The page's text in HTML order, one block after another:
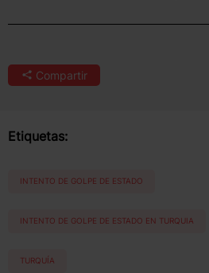
Compartir
Etiquetas:
INTENTO DE GOLPE DE ESTADO
INTENTO DE GOLPE DE ESTADO EN TURQUIA
TURQUÍA